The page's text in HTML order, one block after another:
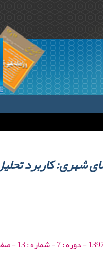
شهری: کاربرد